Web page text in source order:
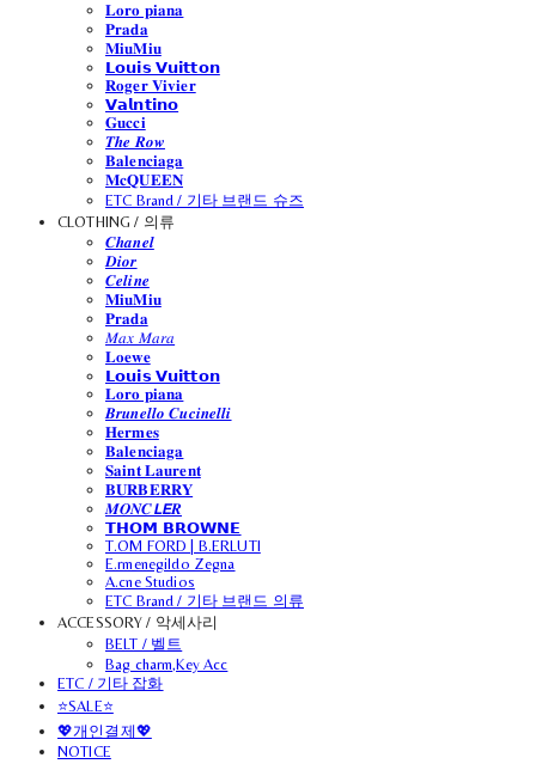
𝐋𝐨𝐫𝐨 𝐩𝐢𝐚𝐧𝐚
𝐏𝐫𝐚𝐝𝐚
𝐌𝐢𝐮𝐌𝐢𝐮
𝗟𝗼𝘂𝗶𝘀 𝗩𝘂𝗶𝘁𝘁𝗼𝗻
𝐑𝐨𝐠𝐞𝐫 𝐕𝐢𝐯𝐢𝐞𝐫
𝗩𝗮𝗹𝗻𝘁𝗶𝗻𝗼
𝐆𝐮𝐜𝐜𝐢
𝑻𝒉𝒆 𝑹𝒐𝒘
𝐁𝐚𝐥𝐞𝐧𝐜𝐢𝐚𝐠𝐚
𝐌𝐜𝐐𝐔𝐄𝐄𝐍
ETC Brand / 기타 브랜드 슈즈
CLOTHING / 의류
𝑪𝒉𝒂𝒏𝒆𝒍
𝑫𝒊𝒐𝒓
𝑪𝒆𝒍𝒊𝒏𝒆
𝐌𝐢𝐮𝐌𝐢𝐮
𝐏𝐫𝐚𝐝𝐚
𝑀𝑎𝑥 𝑀𝑎𝑟𝑎
𝐋𝐨𝐞𝐰𝐞
𝗟𝗼𝘂𝗶𝘀 𝗩𝘂𝗶𝘁𝘁𝗼𝗻
𝐋𝐨𝐫𝐨 𝐩𝐢𝐚𝐧𝐚
𝑩𝒓𝒖𝒏𝒆𝒍𝒍𝒐 𝑪𝒖𝒄𝒊𝒏𝒆𝒍𝒍𝒊
𝐇𝐞𝐫𝐦𝐞𝐬
𝐁𝐚𝐥𝐞𝐧𝐜𝐢𝐚𝐠𝐚
𝐒𝐚𝐢𝐧𝐭 𝐋𝐚𝐮𝐫𝐞𝐧𝐭
𝐁𝐔𝐑𝐁𝐄𝐑𝐑𝐘
𝑴𝑶𝑵𝑪𝙇𝙀𝑹
𝗧𝗛𝗢𝗠 𝗕𝗥𝗢𝗪𝗡𝗘
T.OM FORD | B.ERLUTI
E.rmenegildo Zegna
A.cne Studios
ETC Brand / 기타 브랜드 의류
ACCESSORY / 악세사리
BELT / 벨트
Bag charm,Key Acc
ETC / 기타 잡화
⭐SALE⭐
💖개인결제💖
NOTICE